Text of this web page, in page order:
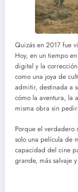
Quizás en 2017 fue
Hoy, en un tiempo
digital y la corrección
como una joya de
admitir, destinada a
cómo la aventura, la
misma obra sin
Porque el verdadero
solo una película de
capacidad del cine
grande, más salvaje